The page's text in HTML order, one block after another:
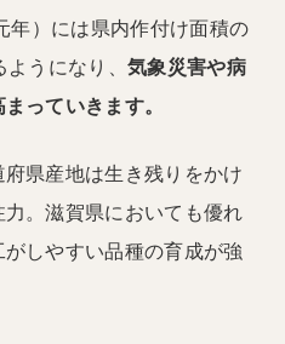
年）には県内作付け面積の
ようになり、気象災害や病
っていきます。
県産地は生き残りをかけ
。滋賀県においても優れ
しやすい品種の育成が強